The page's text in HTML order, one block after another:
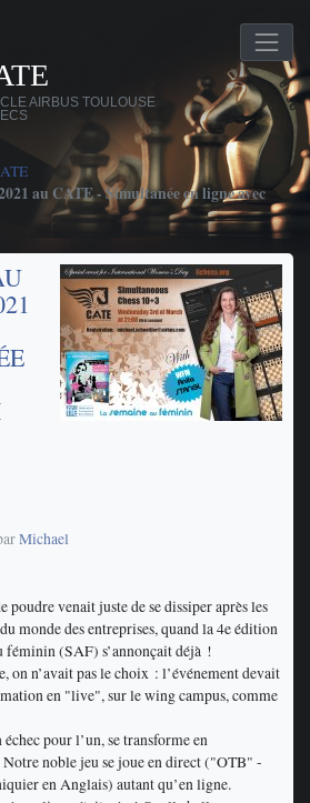
AIRBUS TOULOUSE
au CATE - Simultanée en ligne avec
Michael
poudre venait juste de se dissiper après les
monde des entreprises, quand la 4e édition
féminin (SAF) s’annonçait déjà !
on n’avait pas le choix : l’événement devait
en "live", sur le wing campus, comme
pour l’un, se transforme en
noble jeu se joue en direct ("OTB" -
en Anglais) autant qu’en ligne.